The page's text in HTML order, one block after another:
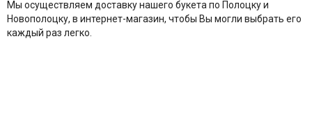
Мы осуществляем доставку нашего букета по Полоцку и
Новополоцку, в интернет-магазин, чтобы Вы могли выбрать его
каждый раз легко.